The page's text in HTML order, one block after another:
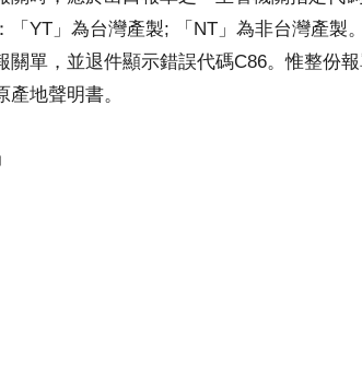
YT」為台灣產製; 「NT」為非台灣產製
單，並退件顯示錯誤代碼C86。惟整份
地聲明書。